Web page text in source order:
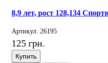
8,9 лет, рост 128,134
Артикул: 26195
125 грн.
Купить